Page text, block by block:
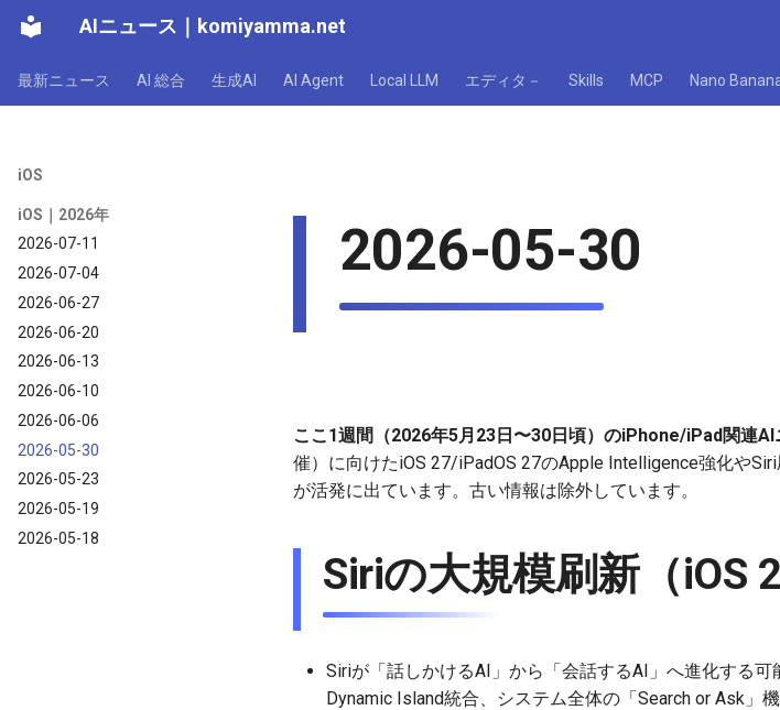
AIニュース komiyamma.net
最新ニュース AI 総合 生成AI AI Agent Local LLM エディタ－ Skills MCP Nano
iOS
iOS｜2026年
2026-07-11
2026-07-04
2026-06-27
2026-06-20
2026-06-13
2026-06-10
2026-06-06
2026-05-30
2026-05-23
2026-05-19
2026-05-18
2026-05-30
ここ1週間（2026年5月23日〜30日頃）のiPhone/iPad関連AI
催）に向けたiOS 27/iPadOS 27のApple Intelligence強化や
が活発に出ています。古い情報は除外しています。
Siriの大規模刷新（iOS
Siriが「話しかけるAI」から「会話するAI」へ進化する可
Dynamic Island統合、システム全体の「Search or Ask」